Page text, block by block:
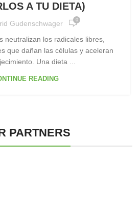
A TU DIETA)
Gudenschwager 0
neutralizan los radicales libres,
que dañan las células y aceleran
Una dieta ...
READING
PARTNERS